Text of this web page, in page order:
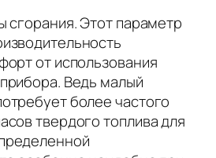
сгорания. Этот параметр
от использования
Ведь малый
более частого
твердого топлива для